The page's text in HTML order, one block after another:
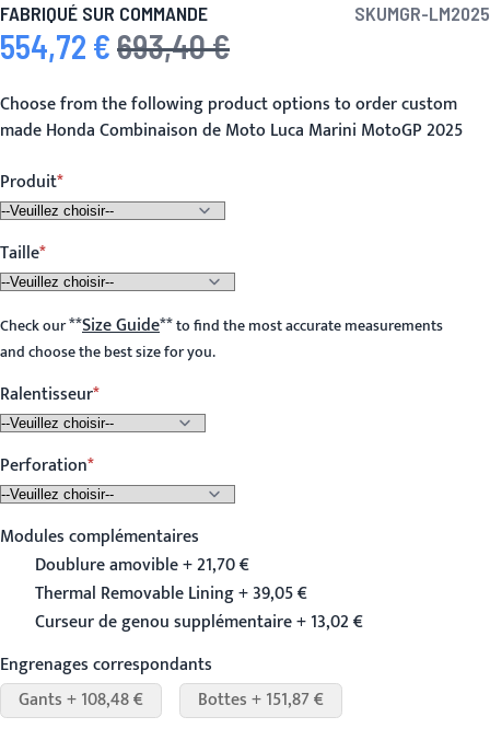
FABRIQUÉ SUR COMMANDE SKUMGR-LM2025
Prix spécial
554,72 € Prix normal
693,40 €
Choose from the following product options to order custom
made Honda Combinaison de Moto Luca Marini MotoGP 2025
Produit
Taille
Check our**Size Guide**to find the most accurate measurements
and choose the best size for you.
Ralentisseur
Perforation
Modules complémentaires
Doublure amovible + 21,70 €
Thermal Removable Lining + 39,05 €
Curseur de genou supplémentaire + 13,02 €
Engrenages correspondants
Gants + 108,48 €
Bottes + 151,87 €